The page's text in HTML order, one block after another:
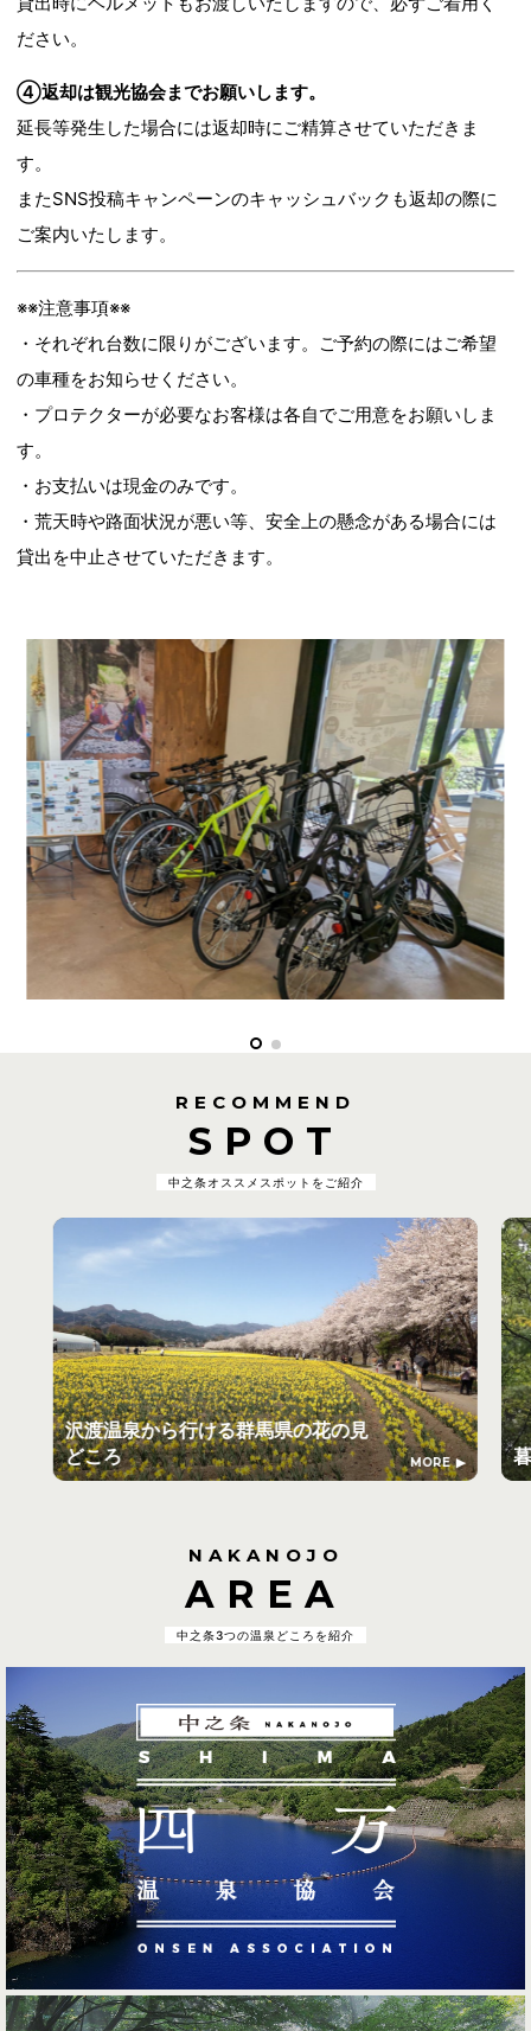
ださい。
④返却は観光協会までお願いします。
延長等発生した場合には返却時にご精算させていただきま
す。
またSNS投稿キャンペーンのキャッシュバックも返却の際に
ご案内いたします。
※※注意事項※※
・それぞれ台数に限りがございます。ご予約の際にはご希望
の車種をお知らせください。
・プロテクターが必要なお客様は各自でご用意をお願いしま
す。
・お支払いは現金のみです。
・荒天時や路面状況が悪い等、安全上の懸念がある場合には
貸出を中止させていただきます。
RECOMMEND
SPOT
中之条オススメスポットをご紹介
沢渡温泉から行ける群馬県の花の見
どころ
MORE
NAKANOJO
AREA
中之条3つの温泉どころを紹介